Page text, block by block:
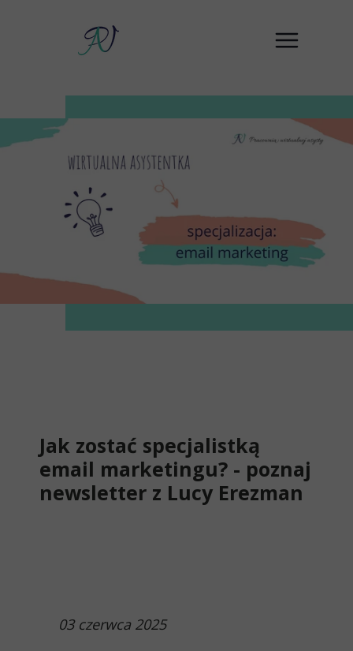
03 czerwca 2025
Jak zostać specjalistką
email marketingu? - poznaj
newsletter z Lucy Erezman